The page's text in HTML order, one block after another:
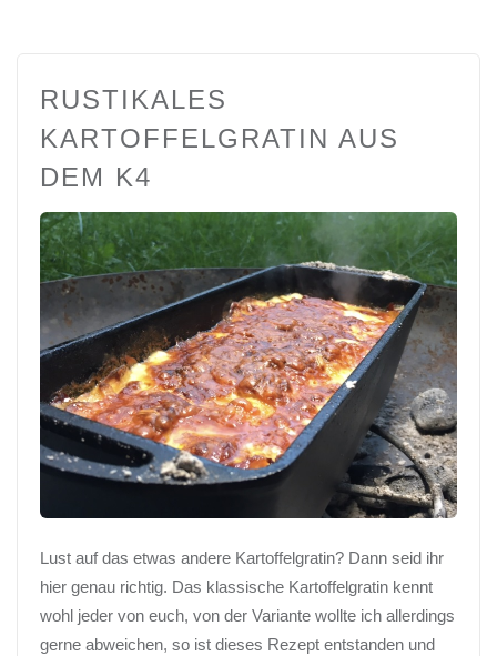
RUSTIKALES
KARTOFFELGRATIN AUS
DEM K4
Lust auf das etwas andere Kartoffelgratin? Dann seid ihr
hier genau richtig. Das klassische Kartoffelgratin kennt
wohl jeder von euch, von der Variante wollte ich allerdings
gerne abweichen, so ist dieses Rezept entstanden und